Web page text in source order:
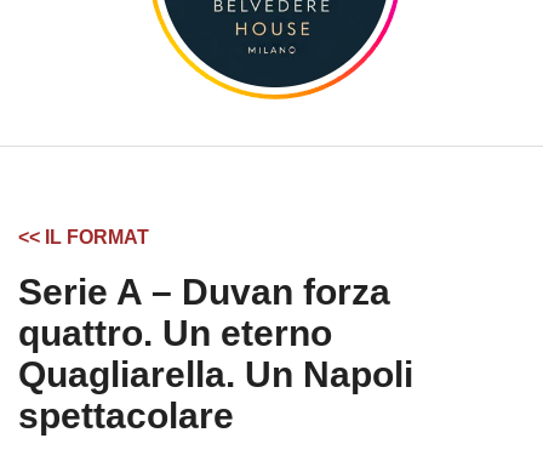
<< IL FORMAT
Serie A – Duvan forza
quattro. Un eterno
Quagliarella. Un Napoli
spettacolare